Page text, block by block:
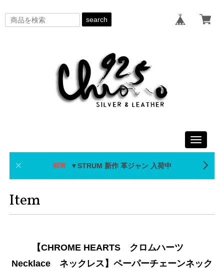
search
Toggle
▼STRUM 新作 革ジャン 入荷中
Item
【CHROME HEARTS クロムハーツ
Necklace ネックレス】ペーパーチェーンネック